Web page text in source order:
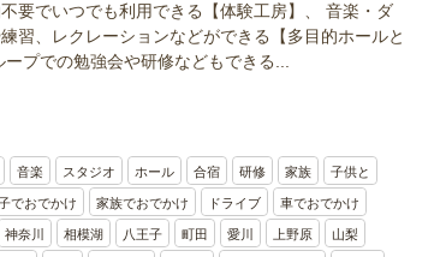
要でいつでも利用できる【体験工房】、 音楽・ダ
習、レクレーションなどができる【多目的ホールと
プでの勉強会や研修などもできる...
音楽 スタジオ ホール 合宿 研修 家族 子供と
でおでかけ 家族でおでかけ ドライブ 車でおでかけ
神奈川 相模湖 八王子 町田 愛川 上野原 山梨